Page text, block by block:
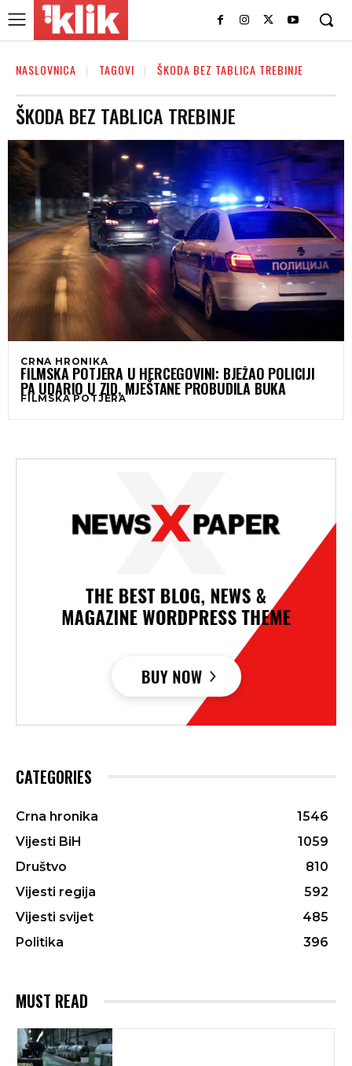
NASLOVNICA TAGOVI ŠKODA BEZ TABLICA TREBINJE
ŠKODA BEZ TABLICA TREBINJE
CRNA HRONIKA
FILMSKA POTJERA U HERCEGOVINI: BJEŽAO POLICIJI
PA UDARIO U ZID, MJEŠTANE PROBUDILA BUKA
FILMSKA POTJERA
CATEGORIES
Crna hronika
1546
Vijesti BiH
1059
Društvo
810
Vijesti regija
592
Vijesti svijet
485
Politika
396
MUST READ